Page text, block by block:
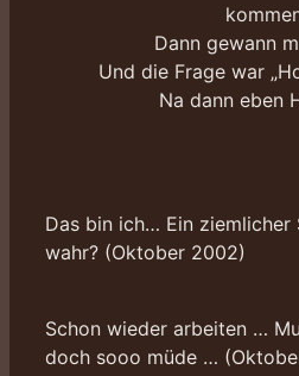
Dann gewann
Und die Frage war
Na dann eben
Das bin ich… Ein ziemlicher
wahr? (Oktober 2002)
Schon wieder arbeiten …
doch sooo müde …